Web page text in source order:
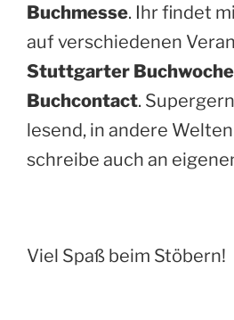
Buchmesse. Ihr findet
auf verschiedenen
Stuttgarter
Buchcontact.
lesend, in andere
schreibe auch an
Viel Spaß beim Stöbern!